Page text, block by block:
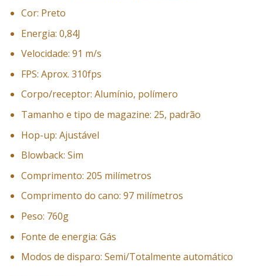
Cor: Preto
Energia: 0,84J
Velocidade: 91 m/s
FPS: Aprox. 310fps
Corpo/receptor: Alumínio, polímero
Tamanho e tipo de magazine: 25, padrão
Hop-up: Ajustável
Blowback: Sim
Comprimento: 205 milímetros
Comprimento do cano: 97 milímetros
Peso: 760g
Fonte de energia: Gás
Modos de disparo: Semi/Totalmente automático